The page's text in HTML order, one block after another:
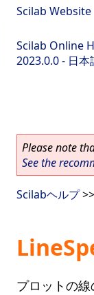
Scilab Website
Scilab Online
2023.0.0 - 日本
Please note
See the
Scilabヘルプ>>
プロットの